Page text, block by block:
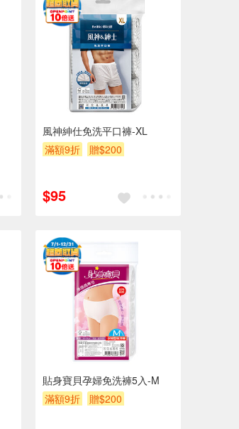
風神紳仕免洗平口褲-XL
滿額9折
贈$200
$95
貼身寶貝孕婦免洗褲5入-M
滿額9折
贈$200